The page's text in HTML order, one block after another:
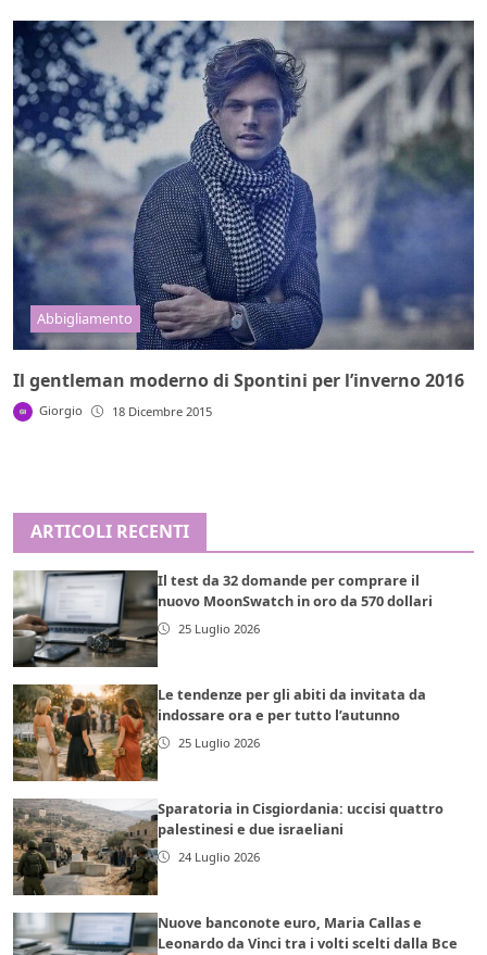
Abbigliamento
Il gentleman moderno di Spontini per l’inverno 2016
Giorgio 18 Dicembre 2015
ARTICOLI RECENTI
Il test da 32 domande per comprare il
nuovo MoonSwatch in oro da 570 dollari
25 Luglio 2026
Le tendenze per gli abiti da invitata da
indossare ora e per tutto l’autunno
25 Luglio 2026
Sparatoria in Cisgiordania: uccisi quattro
palestinesi e due israeliani
24 Luglio 2026
Nuove banconote euro, Maria Callas e
Leonardo da Vinci tra i volti scelti dalla Bce